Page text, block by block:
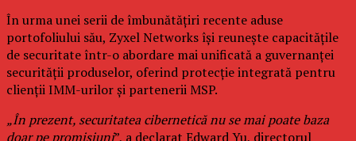
În urma unei serii de îmbunătățiri recente aduse
portofoliului său, Zyxel Networks își reunește capacitățile
de securitate într-o abordare mai unificată a guvernanței
securității produselor, oferind protecție integrată pentru
clienții IMM-urilor și partenerii MSP.
„În prezent, securitatea cibernetică nu se mai poate baza
doar pe promisiuni”, a declarat Edward Yu, directorul